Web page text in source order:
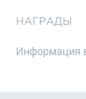
НАГРАДЫ
Информация